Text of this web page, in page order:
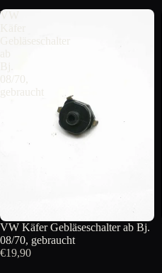
VW
Gebläseschalter
08/70,
gebraucht
VW Käfer Gebläseschalter ab Bj.
08/70, gebraucht
€19,90